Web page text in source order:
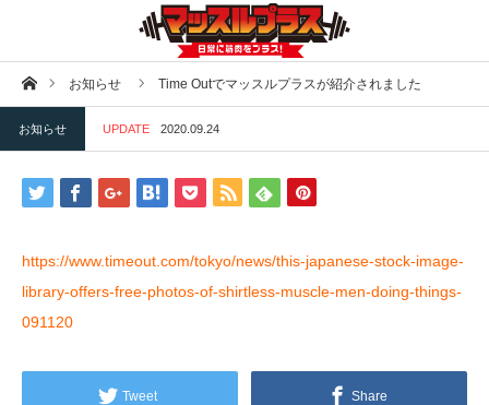
ホームお知らせ Time Outでマッスルプラスが紹介されました
お知らせ UPDATE 2020.09.24
https://www.timeout.com/tokyo/news/this-japanese-stock-image-
library-offers-free-photos-of-shirtless-muscle-men-doing-things-
091120
Tweet Share